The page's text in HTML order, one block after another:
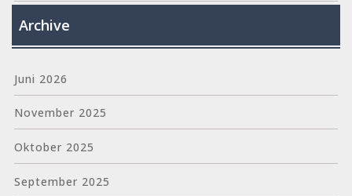
Archive
Juni 2026
November 2025
Oktober 2025
September 2025